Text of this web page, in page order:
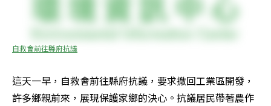
自救會前往縣府抗議
這天一早，自救會前往縣府抗議，要求撤回工業區開發，
許多鄉親前來，展現保護家鄉的決心。抗議居民帶著農作